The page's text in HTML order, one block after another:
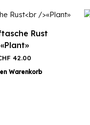
Rust
«Plant»
42.00
Warenkorb